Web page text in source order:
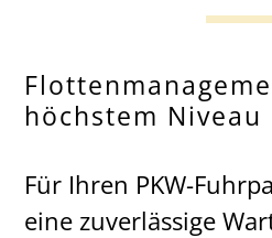
höchstem Niveau
Für Ihren PKW-
eine zuverlässige